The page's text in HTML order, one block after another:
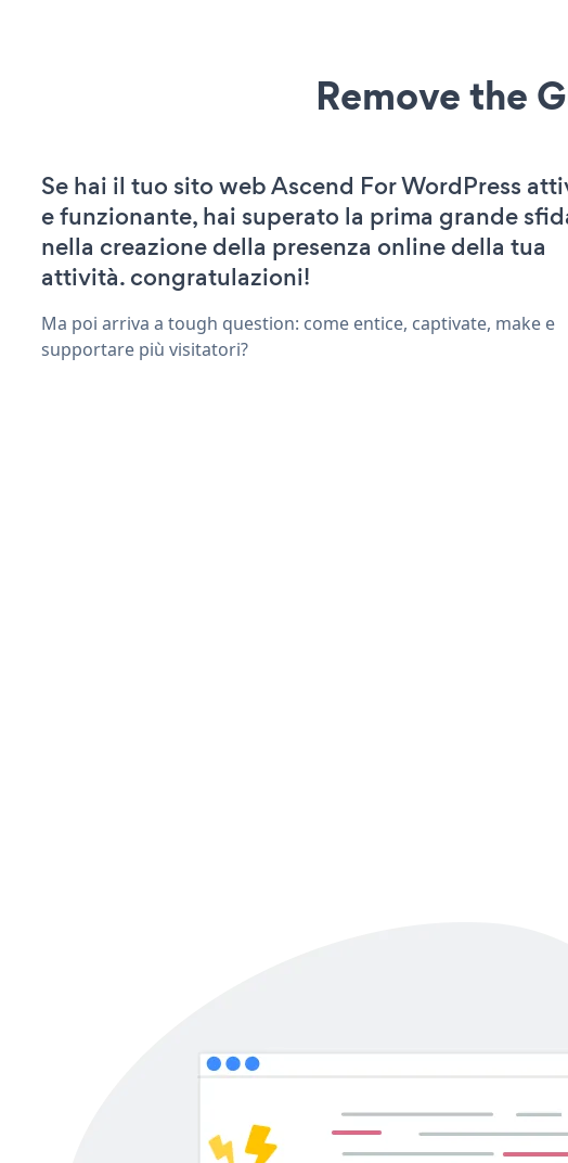
Remove the
Se hai il tuo sito web Ascend For WordPress
e funzionante, hai superato la prima grande
nella creazione della presenza online della tua
attività. congratulazioni!
Ma poi arriva a tough question: come entice, captivate, make e
supportare più visitatori?